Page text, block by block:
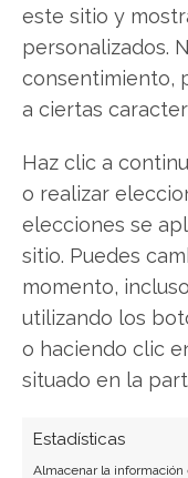
este sitio y
personalizados.
consentimiento,
a ciertas
Haz clic a
o realizar
elecciones se
sitio. Puedes
momento,
utilizando los
o haciendo clic
situado en la
Estadísticas
Almacenar la
QuantumScape:
aquí!
Compartir